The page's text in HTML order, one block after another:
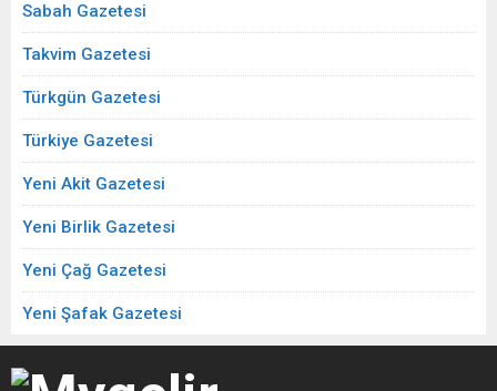
Sabah Gazetesi
Takvim Gazetesi
Türkgün Gazetesi
Türkiye Gazetesi
Yeni Akit Gazetesi
Yeni Birlik Gazetesi
Yeni Çağ Gazetesi
Yeni Şafak Gazetesi